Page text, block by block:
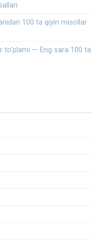
100 ta qiyin misollar
to‘plami — Eng sara 100 ta